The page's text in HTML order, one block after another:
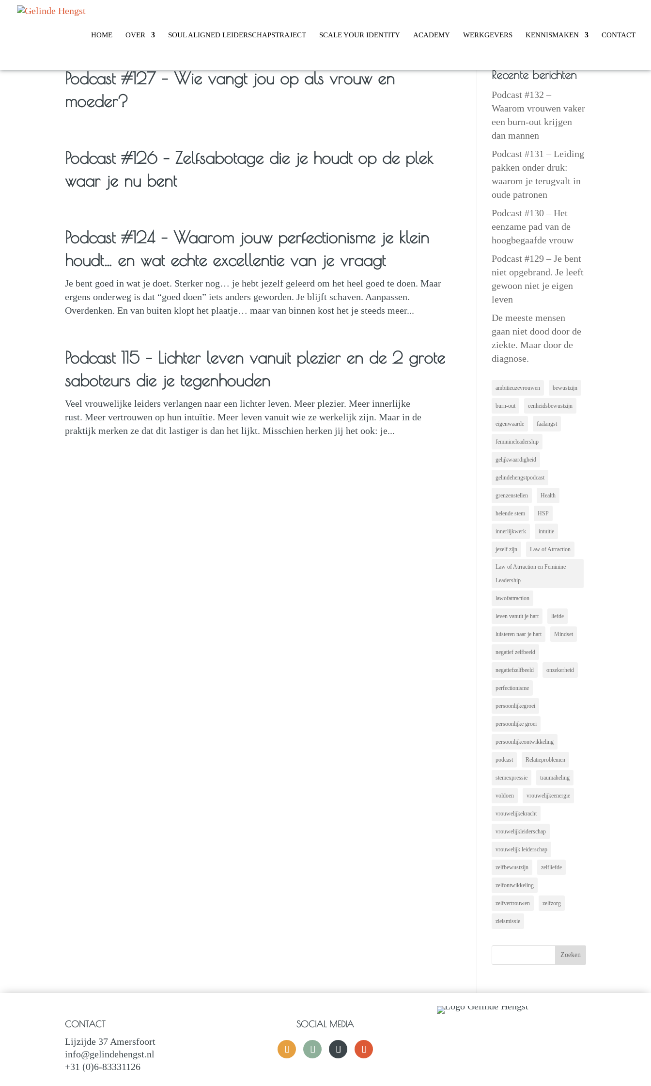
HOME OVER SOUL ALIGNED LEIDERSCHAPSTRAJECT SCALE YOUR IDENTITY ACADEMY WERKGEVERS KENNISMAKEN CONTACT
Podcast #127 – Wie vangt jou op als vrouw en
moeder?
Podcast #126 – Zelfsabotage die je houdt op de plek
waar je nu bent
Podcast #124 – Waarom jouw perfectionisme je klein
houdt… en wat echte excellentie van je vraagt
Je bent goed in wat je doet. Sterker nog… je hebt jezelf geleerd om het heel goed te doen. Maar
ergens onderweg is dat “goed doen” iets anders geworden. Je blijft schaven. Aanpassen.
Overdenken. En van buiten klopt het plaatje… maar van binnen kost het je steeds meer...
Podcast 115 – Lichter leven vanuit plezier en de 2 grote
saboteurs die je tegenhouden
Veel vrouwelijke leiders verlangen naar een lichter leven. Meer plezier. Meer innerlijke
rust. Meer vertrouwen op hun intuïtie. Meer leven vanuit wie ze werkelijk zijn. Maar in de
praktijk merken ze dat dit lastiger is dan het lijkt. Misschien herken jij het ook: je...
Recente berichten
Podcast #132 –
Waarom vrouwen vaker
een burn-out krijgen
dan mannen
Podcast #131 – Leiding
pakken onder druk:
waarom je terugvalt in
oude patronen
Podcast #130 – Het
eenzame pad van de
hoogbegaafde vrouw
Podcast #129 – Je bent
niet opgebrand. Je leeft
gewoon niet je eigen
leven
De meeste mensen
gaan niet dood door de
ziekte. Maar door de
diagnose.
ambitieuzevrouwen bewustzijn
burn-out eenheidsbewustzijn
eigenwaarde faalangst
feminineleadership
gelijkwaardigheid
gelindehengstpodcast
grenzenstellen Health
helende stem HSP
innerlijkwerk intuitie
jezelf zijn Law of Atrraction
Law of Atrraction en Feminine
Leadership
lawofattraction
leven vanuit je hart liefde
luisteren naar je hart Mindset
negatief zelfbeeld
negatiefzelfbeeld onzekerheid
perfectionisme
persoonlijkegroei
persoonlijke groei
persoonlijkeontwikkeling
podcast Relatieproblemen
stemexpressie traumaheling
voldoen vrouwelijkeenergie
vrouwelijkekracht
vrouwelijkleiderschap
vrouwelijk leiderschap
zelfbewustzijn zelfliefde
zelfontwikkeling
zelfvertrouwen zelfzorg
zielsmissie
CONTACT
Lijzijde 37 Amersfoort
info@gelindehengst.nl
+31 (0)6-83331126
SOCIAL MEDIA